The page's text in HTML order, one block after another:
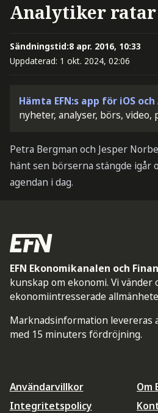
Analytiker
Sändningstid:8 apr. 2016, 10:33
Uppdaterad: 1 okt. 2024, 02:06
Hämta EFN:s app för iOS
nyheter, analyser, börs, video,
Petra Bergman och Jesper
hänt sen börserna stängde igår
agendan i dag.
EFN Ekonomikanalen och
kunskap om ekonomi. Vi vänder
ekonomiintresserade
Marknadsinformation levereras
med 15 minuters fördröjning.
Användarvillkor
Integritetspolicy
Om